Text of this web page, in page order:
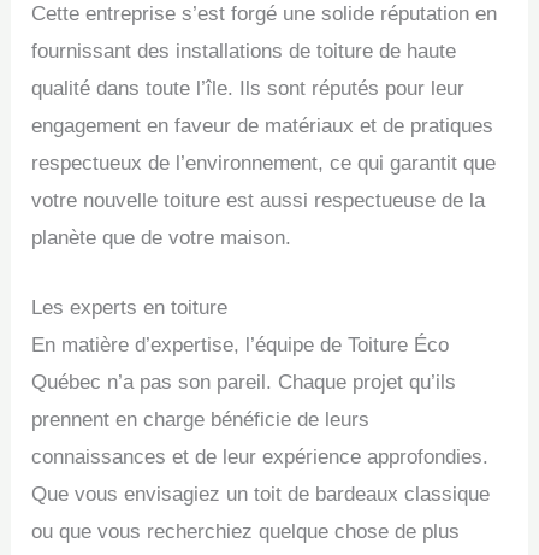
Cette entreprise s’est forgé une solide réputation en
fournissant des installations de toiture de haute
qualité dans toute l’île. Ils sont réputés pour leur
engagement en faveur de matériaux et de pratiques
respectueux de l’environnement, ce qui garantit que
votre nouvelle toiture est aussi respectueuse de la
planète que de votre maison.
Les experts en toiture
En matière d’expertise, l’équipe de Toiture Éco
Québec n’a pas son pareil. Chaque projet qu’ils
prennent en charge bénéficie de leurs
connaissances et de leur expérience approfondies.
Que vous envisagiez un toit de bardeaux classique
ou que vous recherchiez quelque chose de plus